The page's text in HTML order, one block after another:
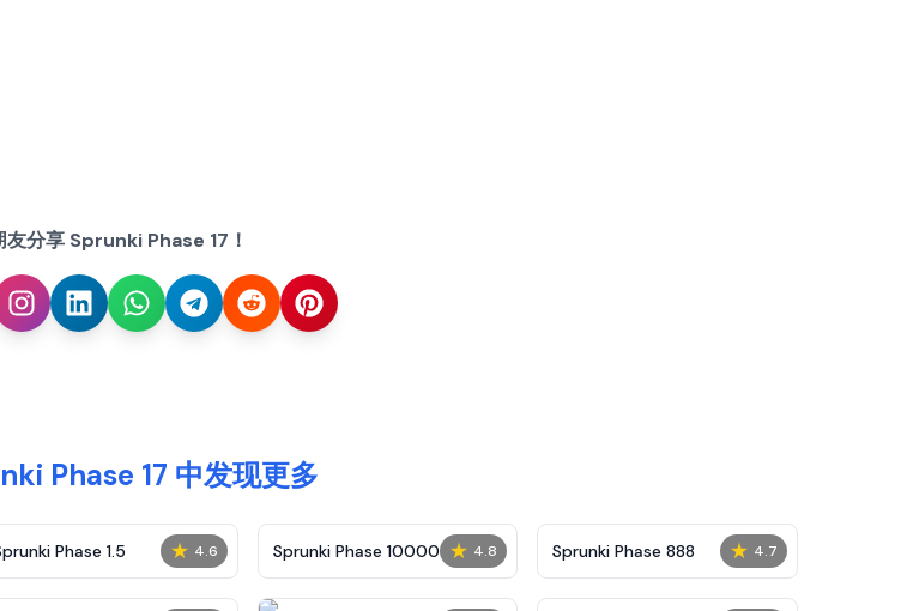
友分享 Sprunki Phase 17！
Phase 17 中发现更多
★ 4.6
Phase 1.5 ★ 4.8
Sprunki Phase 10000 ★ 4.7
Sprunki Phase 888